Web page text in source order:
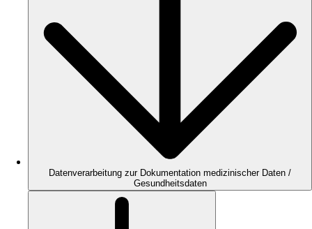
Datenverarbeitung zur Dokumentation medizinischer Daten /
Gesundheitsdaten